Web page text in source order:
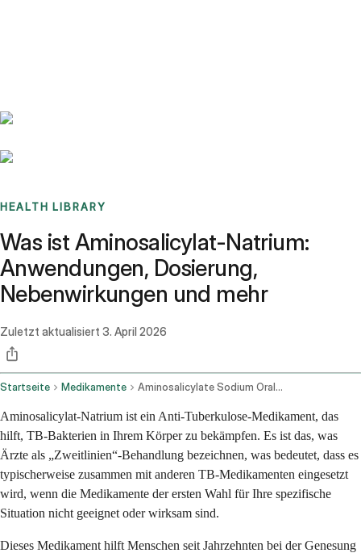
HEALTH LIBRARY
Was ist Aminosalicylat-Natrium:
Anwendungen, Dosierung,
Nebenwirkungen und mehr
Zuletzt aktualisiert 3. April 2026
Startseite Medikamente Aminosalicylate Sodium Oral Route
Aminosalicylat-Natrium ist ein Anti-Tuberkulose-Medikament, das
hilft, TB-Bakterien in Ihrem Körper zu bekämpfen. Es ist das, was
Ärzte als „Zweitlinien“-Behandlung bezeichnen, was bedeutet, dass es
typischerweise zusammen mit anderen TB-Medikamenten eingesetzt
wird, wenn die Medikamente der ersten Wahl für Ihre spezifische
Situation nicht geeignet oder wirksam sind.
Dieses Medikament hilft Menschen seit Jahrzehnten bei der Genesung